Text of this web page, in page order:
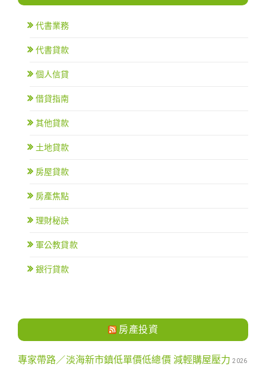
代書業務
代書貸款
個人信貸
借貸指南
其他貸款
土地貸款
房屋貸款
房產焦點
理財秘訣
軍公教貸款
銀行貸款
房產投資
專家帶路／淡海新市鎮低單價低總價 減輕購屋壓力 2026